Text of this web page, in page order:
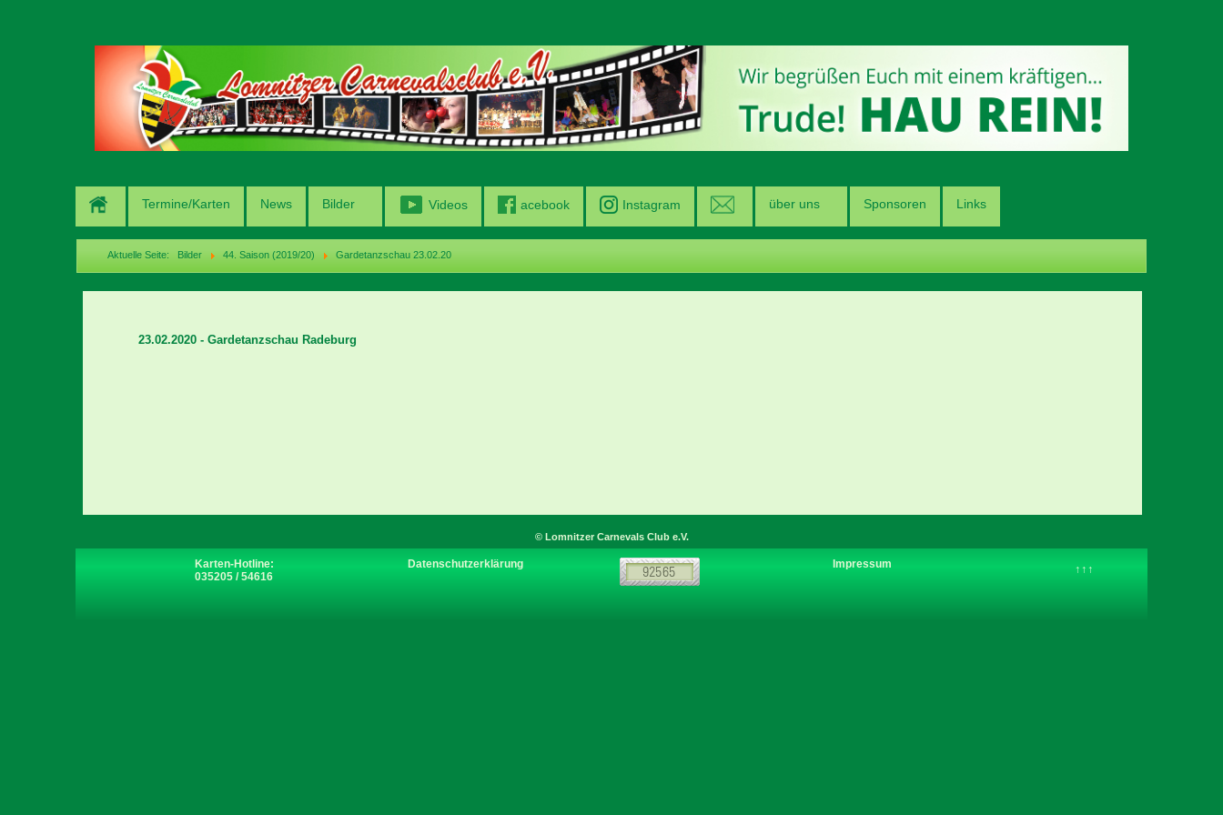
Termine/Karten News Bilder Videos acebook Instagram über uns Sponsoren Links
Aktuelle Seite: Bilder 44. Saison (2019/20) Gardetanzschau 23.02.20
23.02.2020 - Gardetanzschau Radeburg
© Lomnitzer Carnevals Club e.V.
↑↑↑
Karten-Hotline:
035205 / 54616
Datenschutzerklärung Impressum